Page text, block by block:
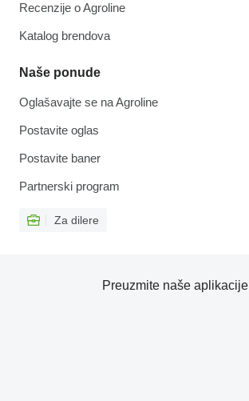
Recenzije o Agroline
Katalog brendova
Naše ponude
Oglašavajte se na Agroline
Postavite oglas
Postavite baner
Partnerski program
Za dilere
Preuzmite naše aplikacije